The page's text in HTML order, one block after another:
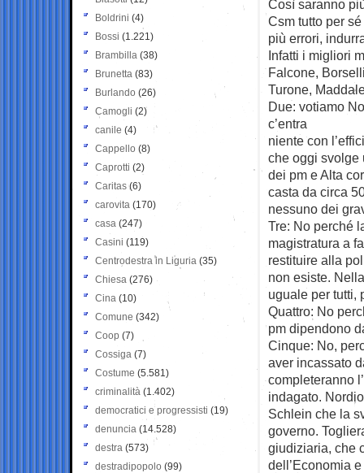
Così saranno
Csm tutto per
più errori,
Infatti i migliori
Falcone,
Turone,
Due: votiamo
c’entra
niente con
che oggi svolge
dei pm e Alta
casta da circa
nessuno dei
Tre: No perché
magistratura a
restituire alla
non esiste.
uguale per tutti,
Quattro: No
pm dipendono
Cinque: No,
aver incassato
completeranno
indagato.
Schlein che la
governo.
giudiziaria, che
dell’Economia
Boldrini (4)
Bossi (1.221)
Brambilla (38)
Brunetta (83)
Burlando (26)
Camogli (2)
canile (4)
Cappello (8)
Caprotti (2)
Caritas (6)
carovita (170)
casa (247)
Casini (119)
Centrodestra in Liguria (35)
Chiesa (276)
Cina (10)
Comune (342)
Coop (7)
Cossiga (7)
Costume (5.581)
criminalità (1.402)
democratici e progressisti (19)
denuncia (14.528)
destra (573)
destradipopolo (99)